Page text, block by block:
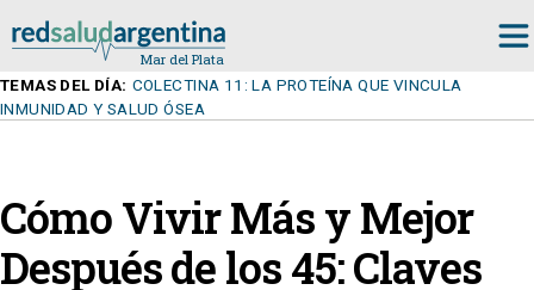
TEMAS DEL DÍA: COLECTINA 11: LA PROTEÍNA QUE VINCULA
INMUNIDAD Y SALUD ÓSEA
Cómo Vivir Más y Mejor
Después de los 45: Claves